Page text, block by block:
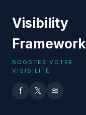
Visibility
Framework
BOOSTEZ VOTRE
VISIBILITÉ
f 𝕏 ≋